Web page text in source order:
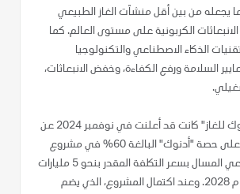
ما يجعله من بين أقل منشآت الغاز الطبيعي
الكربونية على مستوى العالم. كما
الذكاء الاصطناعي والتكنولوجيا
السلامة ورفع الكفاءة، وخفض الانبعاثات،
يذكر أن شركة "أدنوك للغاز" كانت قد أعلنت في نوفمبر 2024 عن
توقعها الاستحواذ على حصة "أدنوك" البالغة 60% في مشروع
الرويس للغاز الطبيعي المسال بسعر التكلفة المقدر بنحو 5 مليارات
دولار، وذلك في عام 2028. وعند اكتمال المشروع، الذي يضم